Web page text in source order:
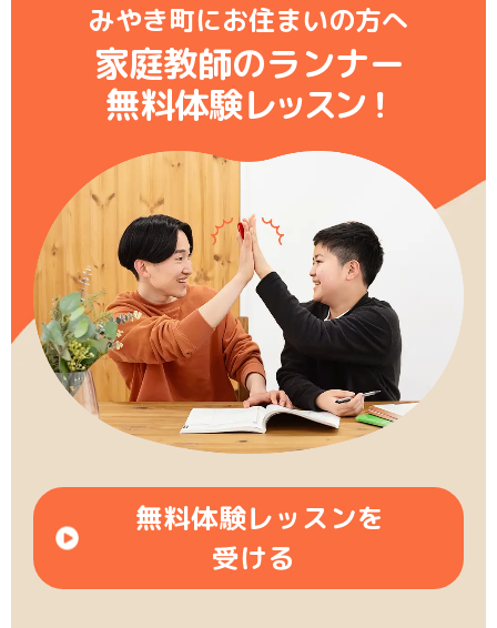
みやき町にお住まいの方へ
家庭教師のランナー
無料体験レッスン！
無料体験レッスンを
受ける